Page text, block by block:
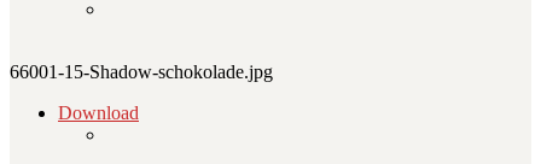
66001-15-Shadow-schokolade.jpg
Download